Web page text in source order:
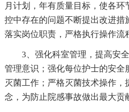
月计划，年有质量目标，使各
控中存在的问题不断提出改进措
落实岗位职责，严格执行操作流
3、强化科室管理，提高安全
管理意识；强化每位护士的安全
灭菌工作；严格灭菌技术操作，
念，为防止院感事故做出最大贡